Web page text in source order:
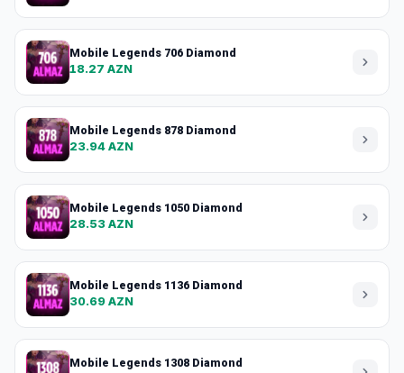
Mobile Legends 706 Diamond
18.27 AZN
Mobile Legends 878 Diamond
23.94 AZN
Mobile Legends 1050 Diamond
28.53 AZN
Mobile Legends 1136 Diamond
30.69 AZN
Mobile Legends 1308 Diamond